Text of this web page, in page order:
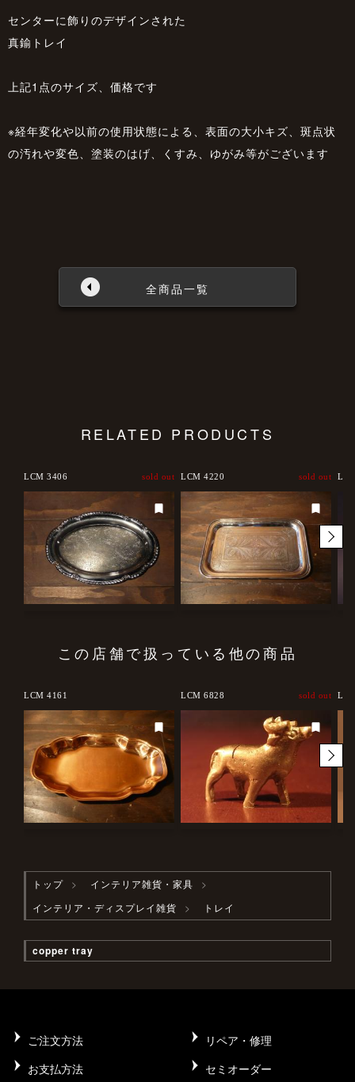
センターに飾りのデザインされた
真鍮トレイ
上記1点のサイズ、価格です
※経年変化や以前の使用状態による、表面の大小キズ、斑点状
の汚れや変色、塗装のはげ、くすみ、ゆがみ等がございます
全商品一覧
RELATED PRODUCTS
LCM 3406 sold out LCM 4220 sold out
この店舗で扱っている他の商品
LCM 4161 LCM 6828 sold out
トップ
インテリア雑貨・家具
インテリア・ディスプレイ雑貨
トレイ
copper tray
ご注文方法
リペア・修理
お支払方法
セミオーダー